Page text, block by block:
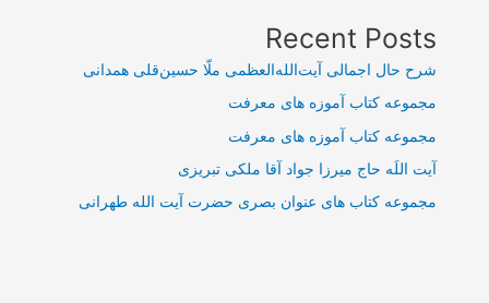
Recent Posts
شرح حال اجمالی آیت‌الله‌العظمی ملّا حسین‌قلی همدانی
مجموعه کتاب آموزه های معرفت
مجموعه کتاب آموزه های معرفت
آیت اللَه حاج میرزا جواد آقا ملکی تبریزی
مجموعه کتاب های عنوان بصری حضرت آیت الله طهرانی